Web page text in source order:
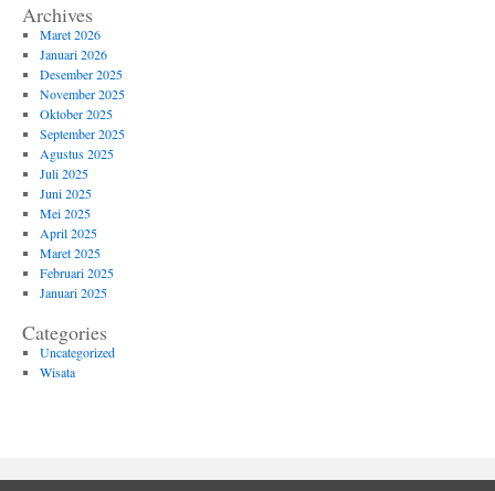
Archives
Maret 2026
Januari 2026
Desember 2025
November 2025
Oktober 2025
September 2025
Agustus 2025
Juli 2025
Juni 2025
Mei 2025
April 2025
Maret 2025
Februari 2025
Januari 2025
Categories
Uncategorized
Wisata